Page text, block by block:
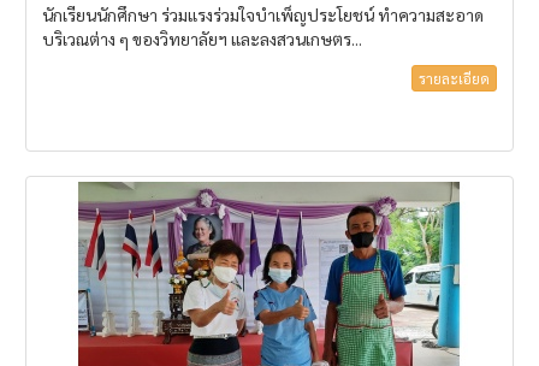
นักเรียนนักศึกษา ร่วมแรงร่วมใจบำเพ็ญประโยชน์ ทำความสะอาด
บริเวณต่าง ๆ ของวิทยาลัยฯ และลงสวนเกษตร...
รายละเอียด